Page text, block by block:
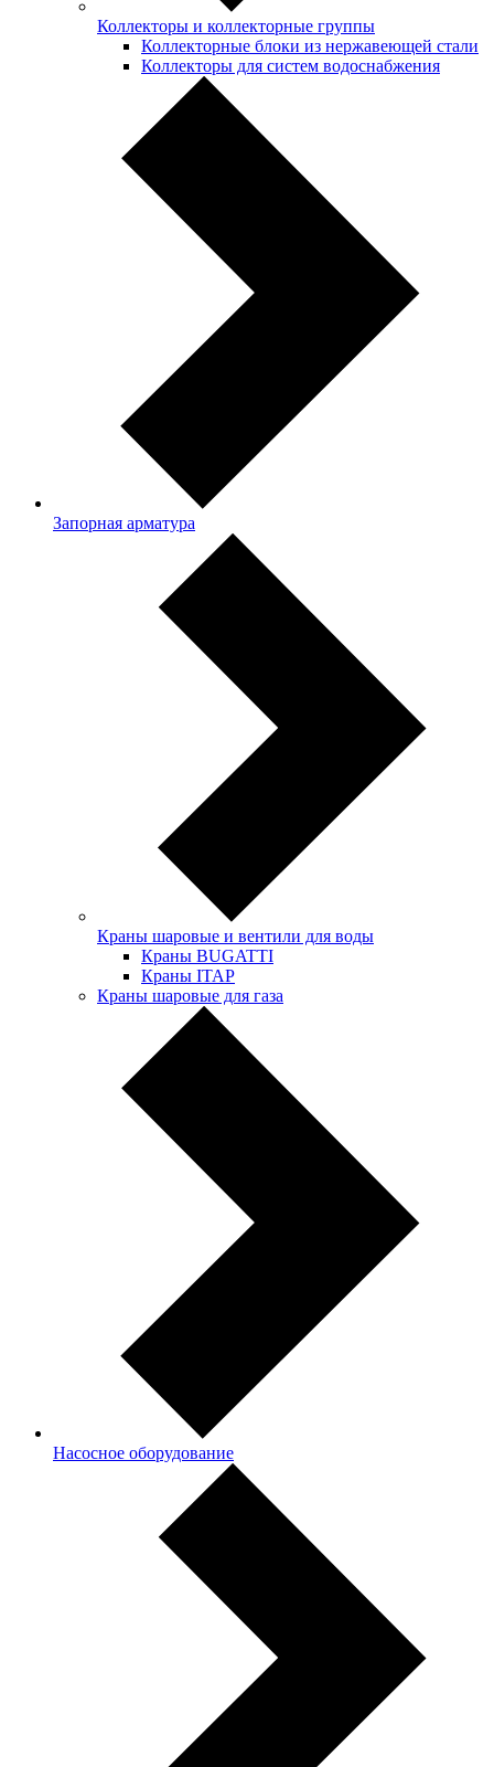
Коллекторы и коллекторные группы
Коллекторные блоки из нержавеющей стали
Коллекторы для систем водоснабжения
Запорная арматура
Краны шаровые и вентили для воды
Краны BUGATTI
Краны ITAP
Краны шаровые для газа
Насосное оборудование